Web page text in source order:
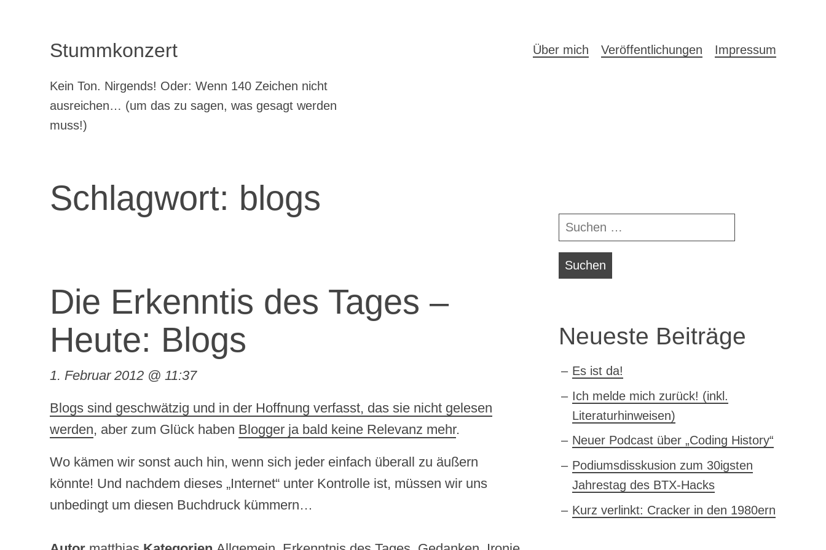
Stummkonzert
Kein Ton. Nirgends! Oder: Wenn 140 Zeichen nicht
ausreichen… (um das zu sagen, was gesagt werden
muss!)
Hauptnavigation
Über mich Veröffentlichungen Impressum
Schlagwort: blogs
Die Erkenntis des Tages –
Heute: Blogs
1. Februar 2012 @ 11:37
Blogs sind geschwätzig und in der Hoffnung verfasst, das sie nicht gelesen
werden, aber zum Glück haben Blogger ja bald keine Relevanz mehr.
Wo kämen wir sonst auch hin, wenn sich jeder einfach überall zu äußern
könnte! Und nachdem dieses „Internet“ unter Kontrolle ist, müssen wir uns
unbedingt um diesen Buchdruck kümmern…
Navigationsleiste
Suchen
nach:
Neueste Beiträge
Es ist da!
Ich melde mich zurück! (inkl.
Literaturhinweisen)
Neuer Podcast über „Coding History“
Podiumsdisskusion zum 30igsten
Jahrestag des BTX-Hacks
Kurz verlinkt: Cracker in den 1980ern